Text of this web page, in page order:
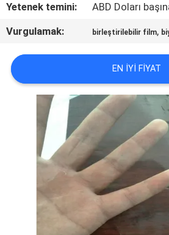
BIR
İNDIRIM
İSTE
HARITASI
PRIVACY
POLICY
Yetenek temini:
ABD Doları
Vurgulamak:
birleştirilebilir film,
EN IYI FIYAT